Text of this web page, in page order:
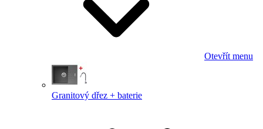
Otevřít menu
Granitový dřez + baterie